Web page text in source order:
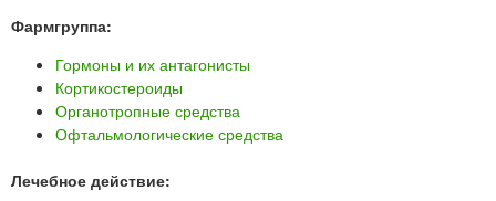
Фармгруппа:
Гормоны и их антагонисты
Кортикостероиды
Органотропные средства
Офтальмологические средства
Лечебное действие: